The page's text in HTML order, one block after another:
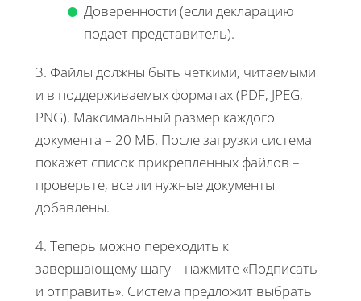
Доверенности (если декларацию
подает представитель).
3. Файлы должны быть четкими, читаемыми
и в поддерживаемых форматах (PDF, JPEG,
PNG). Максимальный размер каждого
документа – 20 МБ. После загрузки система
покажет список прикрепленных файлов –
проверьте, все ли нужные документы
добавлены.
4. Теперь можно переходить к
завершающему шагу – нажмите «Подписать
и отправить». Система предложит выбрать